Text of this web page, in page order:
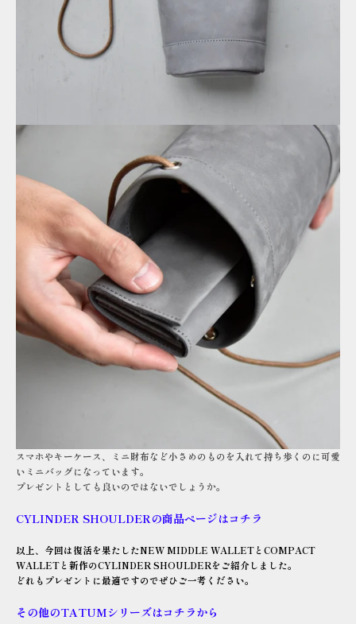
スマホやキーケース、ミニ財布など小さめのものを入れて持ち歩くのに可愛
いミニバッグになっています。
プレゼントとしても良いのではないでしょうか。
CYLINDER SHOULDERの商品ページはコチラ
以上、今回は復活を果たしたNEW MIDDLE WALLETとCOMPACT
WALLETと新作のCYLINDER SHOULDERをご紹介しました。
どれもプレゼントに最適ですのでぜひご一考ください。
その他のTATUMシリーズはコチラから